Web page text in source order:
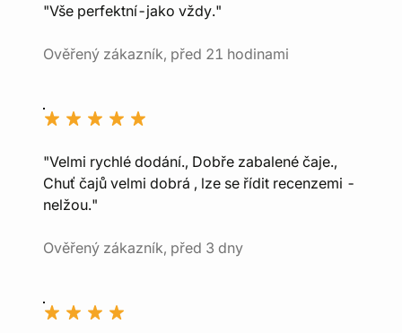
"Vše perfektní-jako vždy."
Ověřený zákazník, před 21 hodinami
"Velmi rychlé dodání., Dobře zabalené čaje.,
Chuť čajů velmi dobrá , lze se řídit recenzemi -
nelžou."
Ověřený zákazník, před 3 dny